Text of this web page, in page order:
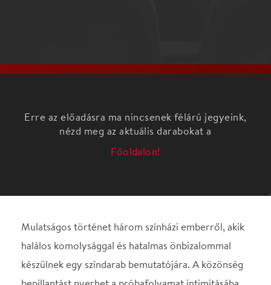
Mulatságos történet három színházi emberről, akik
halálos komolysággal és hatalmas önbizalommal
látva a kezdeti lépések bizonytalanságát is.
Ged Marlon: Egy egyszerű szemöldökráncolás –
stílusgyakorlat
Klauzál Bérlet 3. előadás